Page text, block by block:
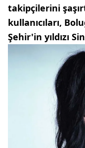
takipçilerini
kullanıcıları,
Şehir'in yıldızı